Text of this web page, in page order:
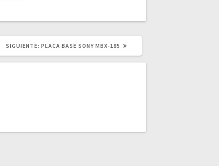
SIGUIENTE: SIGUIENTE
PLACA BASE SONY MBX-185